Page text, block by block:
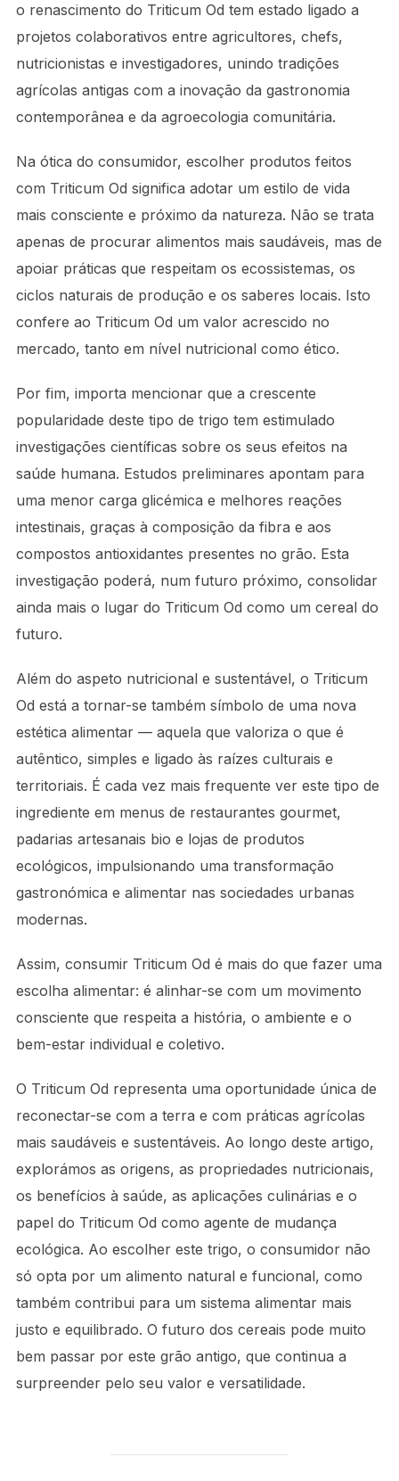
o renascimento do Triticum Od tem estado ligado a
projetos colaborativos entre agricultores, chefs,
nutricionistas e investigadores, unindo tradições
agrícolas antigas com a inovação da gastronomia
contemporânea e da agroecologia comunitária.
Na ótica do consumidor, escolher produtos feitos
com Triticum Od significa adotar um estilo de vida
mais consciente e próximo da natureza. Não se trata
apenas de procurar alimentos mais saudáveis, mas de
apoiar práticas que respeitam os ecossistemas, os
ciclos naturais de produção e os saberes locais. Isto
confere ao Triticum Od um valor acrescido no
mercado, tanto em nível nutricional como ético.
Por fim, importa mencionar que a crescente
popularidade deste tipo de trigo tem estimulado
investigações científicas sobre os seus efeitos na
saúde humana. Estudos preliminares apontam para
uma menor carga glicémica e melhores reações
intestinais, graças à composição da fibra e aos
compostos antioxidantes presentes no grão. Esta
investigação poderá, num futuro próximo, consolidar
ainda mais o lugar do Triticum Od como um cereal do
futuro.
Além do aspeto nutricional e sustentável, o Triticum
Od está a tornar-se também símbolo de uma nova
estética alimentar — aquela que valoriza o que é
autêntico, simples e ligado às raízes culturais e
territoriais. É cada vez mais frequente ver este tipo de
ingrediente em menus de restaurantes gourmet,
padarias artesanais bio e lojas de produtos
ecológicos, impulsionando uma transformação
gastronómica e alimentar nas sociedades urbanas
modernas.
Assim, consumir Triticum Od é mais do que fazer uma
escolha alimentar: é alinhar-se com um movimento
consciente que respeita a história, o ambiente e o
bem-estar individual e coletivo.
O Triticum Od representa uma oportunidade única de
reconectar-se com a terra e com práticas agrícolas
mais saudáveis e sustentáveis. Ao longo deste artigo,
explorámos as origens, as propriedades nutricionais,
os benefícios à saúde, as aplicações culinárias e o
papel do Triticum Od como agente de mudança
ecológica. Ao escolher este trigo, o consumidor não
só opta por um alimento natural e funcional, como
também contribui para um sistema alimentar mais
justo e equilibrado. O futuro dos cereais pode muito
bem passar por este grão antigo, que continua a
surpreender pelo seu valor e versatilidade.